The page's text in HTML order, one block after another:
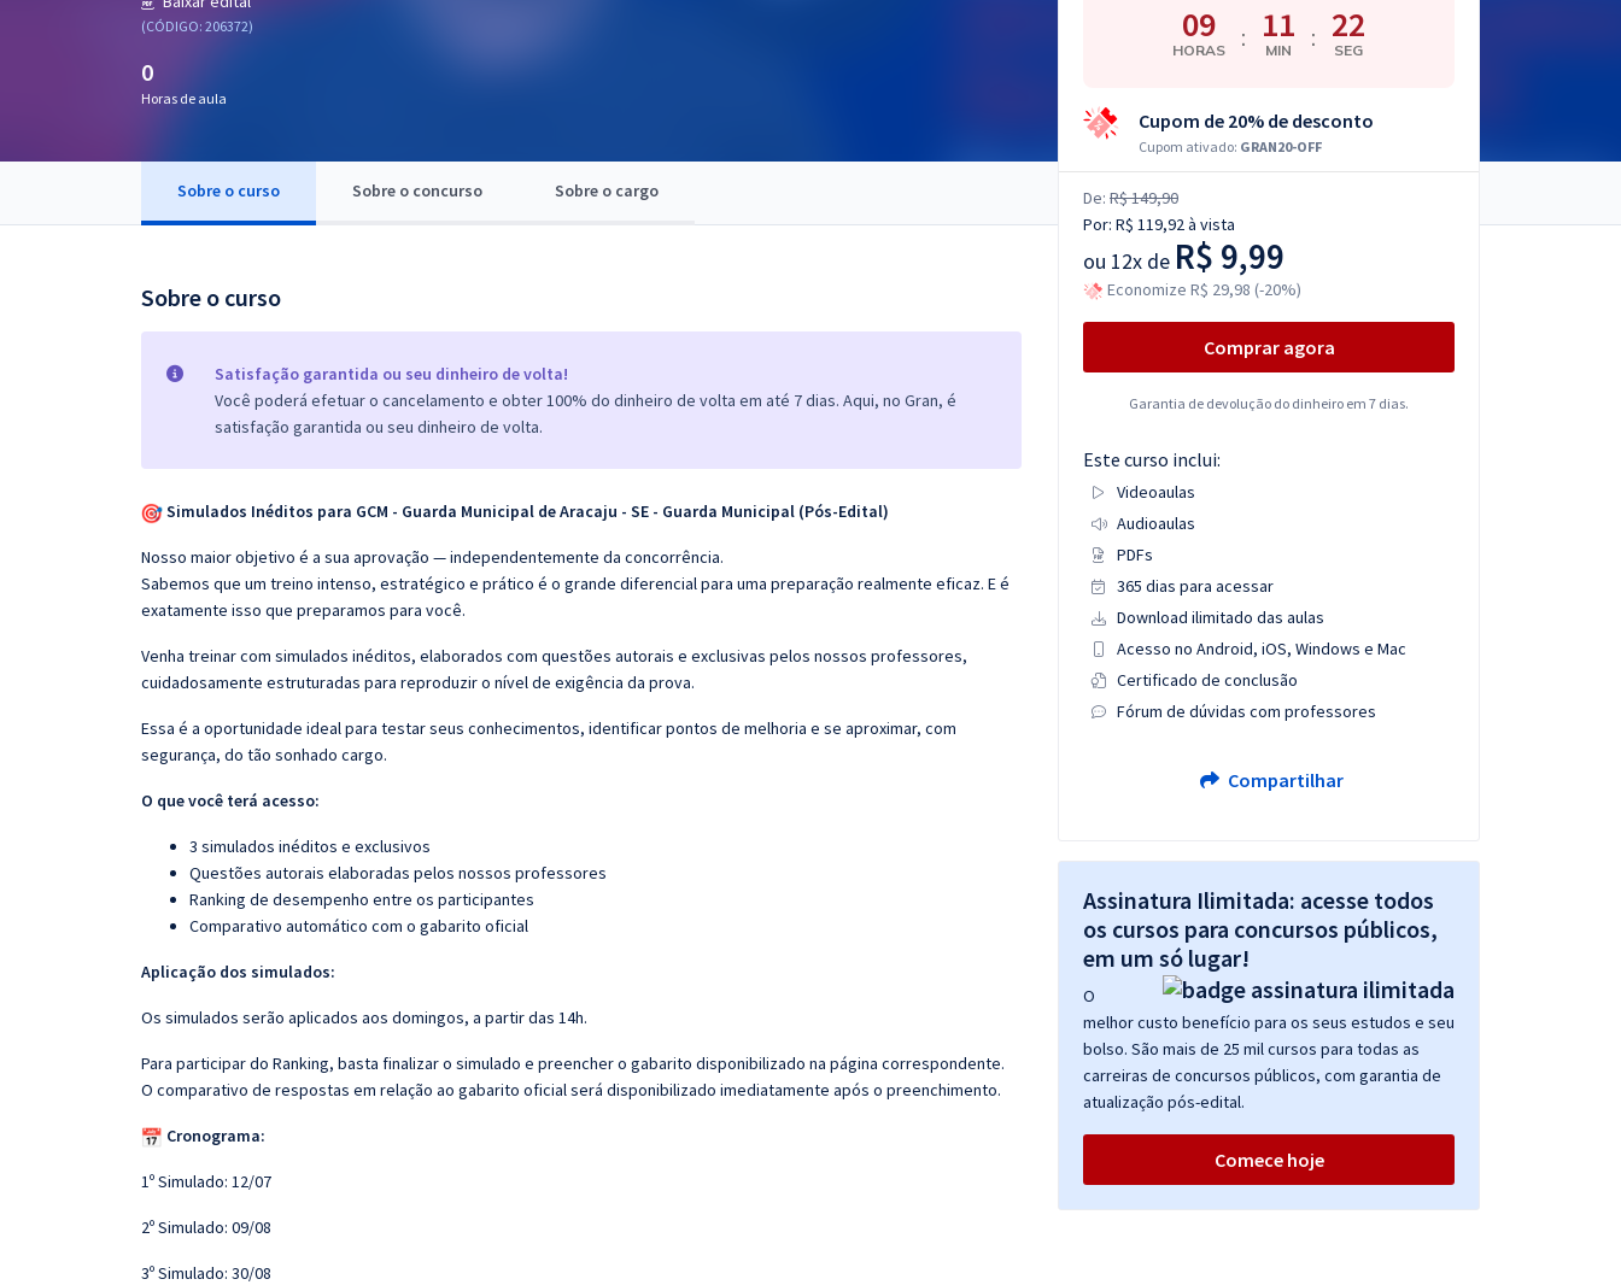
Conteúdo gratuito
(CÓDIGO: 206372)
0
Horas de aula
Sobre o curso Sobre o concurso Sobre o cargo
Sobre o curso
Satisfação garantida ou seu dinheiro de volta!
Você poderá efetuar o cancelamento e obter 100% do dinheiro de volta em até 7 dias. Aqui, no Gran, é
satisfação garantida ou seu dinheiro de volta.
Simulados Inéditos para GCM - Guarda Municipal de Aracaju - SE - Guarda Municipal (Pós-Edital)
Nosso maior objetivo é a sua aprovação — independentemente da concorrência.
Sabemos que um treino intenso, estratégico e prático é o grande diferencial para uma preparação realmente eficaz. E é
exatamente isso que preparamos para você.
Venha treinar com simulados inéditos, elaborados com questões autorais e exclusivas pelos nossos professores,
cuidadosamente estruturadas para reproduzir o nível de exigência da prova.
Essa é a oportunidade ideal para testar seus conhecimentos, identificar pontos de melhoria e se aproximar, com
segurança, do tão sonhado cargo.
O que você terá acesso:
3 simulados inéditos e exclusivos
Questões autorais elaboradas pelos nossos professores
Ranking de desempenho entre os participantes
Comparativo automático com o gabarito oficial
Aplicação dos simulados:
Os simulados serão aplicados aos domingos, a partir das 14h.
Para participar do Ranking, basta finalizar o simulado e preencher o gabarito disponibilizado na página correspondente.
O comparativo de respostas em relação ao gabarito oficial será disponibilizado imediatamente após o preenchimento.
Cronograma:
1º Simulado: 12/07
2º Simulado: 09/08
3º Simulado: 30/08
09
HORAS : 11
MIN : 21
SEG
Cupom de 20% de desconto
Cupom ativado: GRAN20-OFF
De: R$ 149,90
Por: R$ 119,92à vista
ou 12x de R$ 9,99
Economize R$ 29,98 (-20%)
Comprar agora
Garantia de devolução do dinheiro em 7 dias.
Este curso inclui:
Videoaulas
Audioaulas
PDFs
365 dias para acessar
Download ilimitado das aulas
Acesso no Android, iOS, Windows e Mac
Certificado de conclusão
Fórum de dúvidas com professores
Compartilhar
Assinatura Ilimitada: acesse todos
os cursos para concursos públicos,
em um só lugar!
O
melhor custo benefício para os seus estudos e seu
bolso. São mais de 25 mil cursos para todas as
carreiras de concursos públicos, com garantia de
atualização pós-edital.
Comece hoje